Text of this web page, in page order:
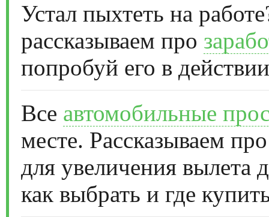
Устал пыхтеть на
рассказываем про
попробуй его в
Все автомобильные
месте. Рассказываем
для увеличения вылета
как выбрать и где